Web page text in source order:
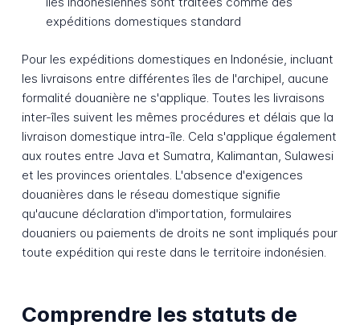
expéditions domestiques standard
Pour les expéditions domestiques en Indonésie, incluant
les livraisons entre différentes îles de l'archipel, aucune
formalité douanière ne s'applique. Toutes les livraisons
inter-îles suivent les mêmes procédures et délais que la
livraison domestique intra-île. Cela s'applique également
aux routes entre Java et Sumatra, Kalimantan, Sulawesi
et les provinces orientales. L'absence d'exigences
douanières dans le réseau domestique signifie
qu'aucune déclaration d'importation, formulaires
douaniers ou paiements de droits ne sont impliqués pour
toute expédition qui reste dans le territoire indonésien.
Comprendre les statuts de